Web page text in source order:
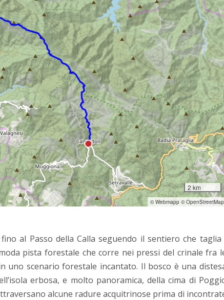
2 km
© Webmapp © OpenStreetMap
al Passo della Calla seguendo il sentiero che taglia
pista forestale che corre nei pressi del crinale fra
uno scenario forestale incantato. Il bosco è una
erbosa, e molto panoramica, della cima di
alcune radure acquitrinose prima di